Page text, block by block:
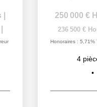
250 000 €
236 500 €
Honoraires : 5,71%
4